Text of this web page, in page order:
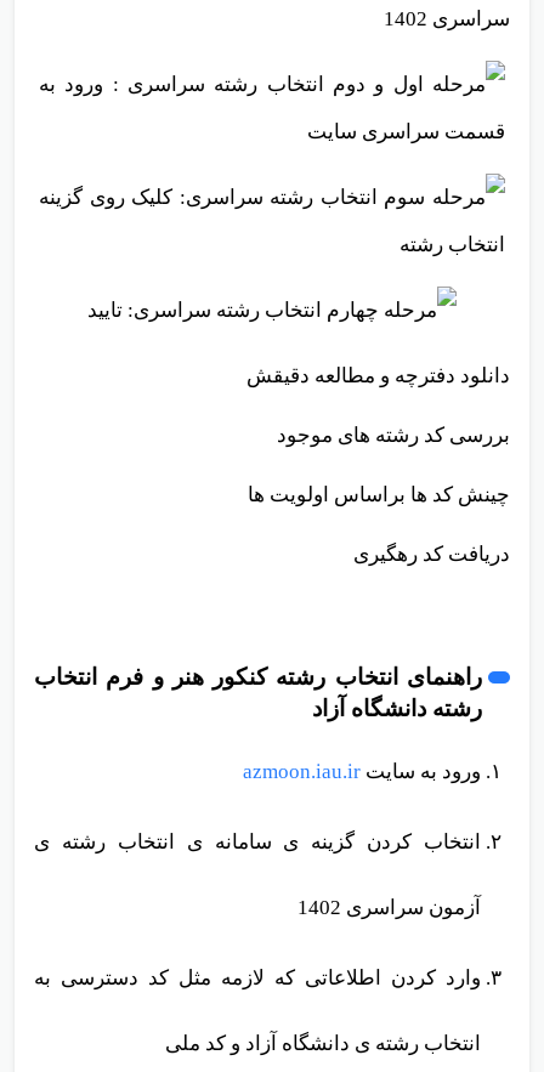
سراسری 1402
دانلود دفترچه و مطالعه دقیقش
بررسی کد رشته های موجود
چینش کد ها براساس اولویت ها
دریافت کد رهگیری
راهنمای انتخاب رشته کنکور هنر و فرم انتخاب
رشته دانشگاه آزاد
ورود به سایت azmoon.iau.ir
انتخاب کردن گزینه ی سامانه ی انتخاب رشته ی
آزمون سراسری 1402
وارد کردن اطلاعاتی که لازمه مثل کد دسترسی به
انتخاب رشته ی دانشگاه آزاد و کد ملی